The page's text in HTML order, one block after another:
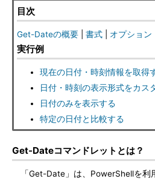
目次
Get-Dateの概要 書式 オプション
実行例
現在の日付・時刻情報を取得
日付・時刻の表示形式をカス
日付のみを表示する
特定の日付と比較する
Get-Dateコマンドレットとは？
「Get-Date」は、PowerShellを利